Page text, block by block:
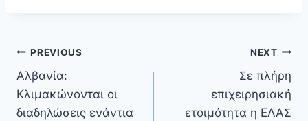
Πλοήγηση
άρθρων
PREVIOUS
Αλβανία:
Κλιμακώνονται οι
διαδηλώσεις ενάντια
NEXT
Σε πλήρη
επιχειρησιακή
ετοιμότητα η ΕΛΑΣ